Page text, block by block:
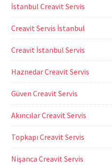
İstanbul Creavit Servis
Creavit Servis İstanbul
Creavit İstanbul Servis
Haznedar Creavit Servis
Güven Creavit Servis
Akıncılar Creavit Servis
Topkapı Creavit Servis
Nişanca Creavit Servis